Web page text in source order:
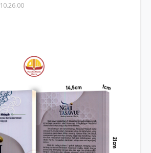
10.26.00